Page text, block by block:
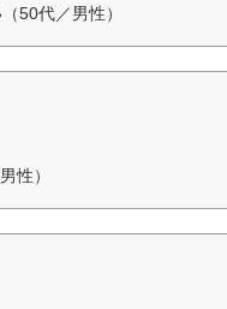
50代／男性）
性）